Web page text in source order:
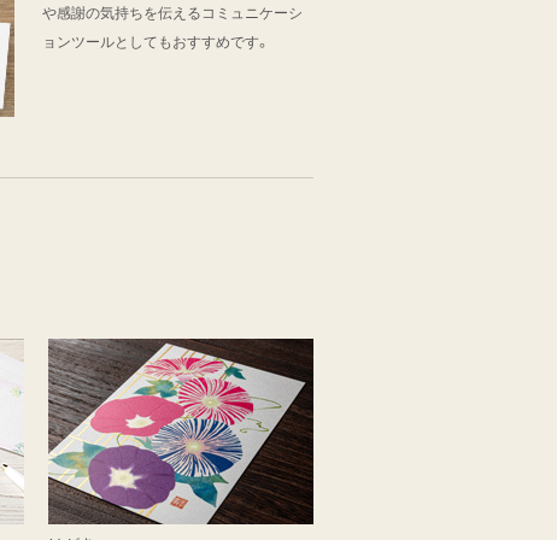
や感謝の気持ちを伝えるコミュニケーシ
ョンツールとしてもおすすめです。